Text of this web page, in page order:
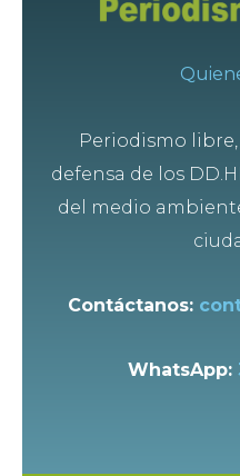
Periodismo
defensa de los
del medio
Contáctanos:
WhatsApp: